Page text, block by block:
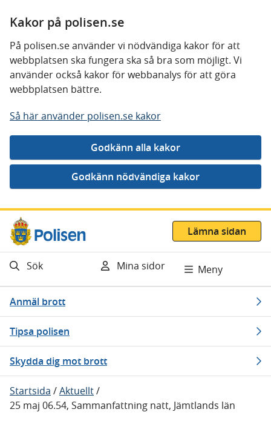
Kakor på polisen.se
På polisen.se använder vi nödvändiga kakor för att
webbplatsen ska fungera ska så bra som möjligt. Vi
använder också kakor för webbanalys för att göra
webbplatsen bättre.
Så här använder polisen.se kakor
Gå direkt till innehåll
Lämna sidan
Sök Mina sidor Meny
Anmäl brott
Tipsa polisen
Skydda dig mot brott
Startsida /Aktuellt/
25 maj 06.54, Sammanfattning natt, Jämtlands län